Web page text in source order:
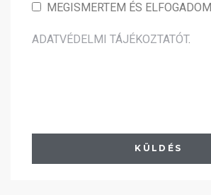
MEGISMERTEM ÉS
ADATVÉDELMI TÁJÉKOZTATÓT.